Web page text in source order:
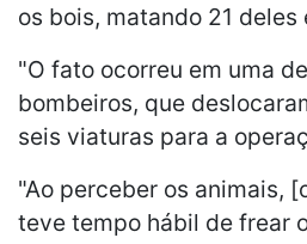
os bois, matando 21 deles
"O fato ocorreu em uma
bombeiros, que
seis viaturas para a
"Ao perceber os animais,
teve tempo hábil de frear